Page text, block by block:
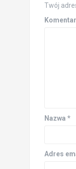
Twój
Nazwa *
Adres